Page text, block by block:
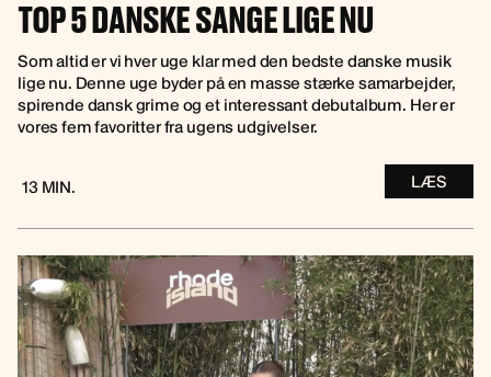
TOP 5 DANSKE SANGE LIGE NU
Som altid er vi hver uge klar med den bedste danske musik
lige nu. Denne uge byder på en masse stærke samarbejder,
spirende dansk grime og et interessant debutalbum. Her er
vores fem favoritter fra ugens udgivelser.
13 MIN. LÆS